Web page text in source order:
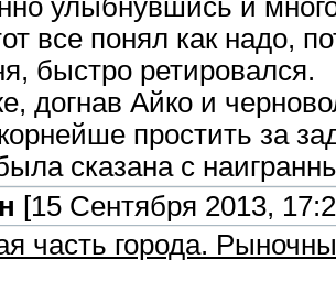
улыбнувшись и
все понял как надо,
быстро ретировался.
догнав Айко и
простить за
сказана с
[15 Сентября 2013,
часть города.